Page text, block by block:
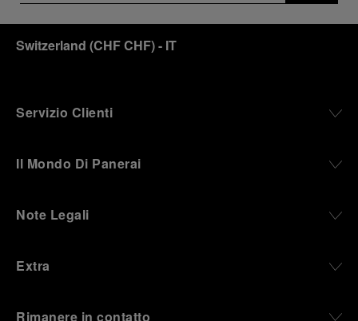
Switzerland (CHF CHF)- IT
Servizio Clienti
Il Mondo Di Panerai
Note Legali
Extra
Rimanere in contatto